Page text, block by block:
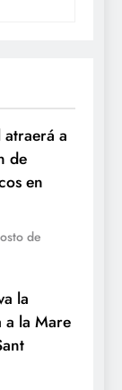
atraerá a
de
en
de
la
a la Mare